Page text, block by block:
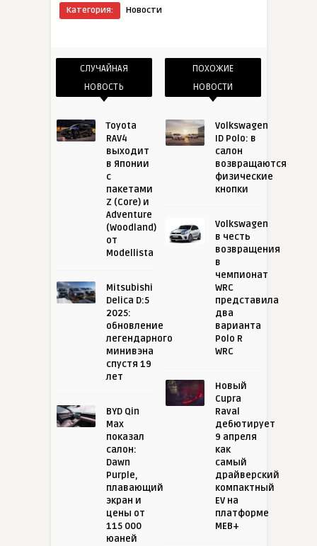
Категория: Новости
СЛУЧАЙНАЯ
НОВОСТЬ
Toyota
RAV4
выходит
в Японии
с
пакетами
Z (Core) и
Adventure
(Woodland)
от
Modellista
Mitsubishi
Delica D:5
2025:
обновление
легендарного
минивэна
спустя 19
лет
BYD Qin
Max
показал
салон:
Dawn
Purple,
плавающий
экран и
цены от
115 000
юаней
ПОХОЖИЕ
НОВОСТИ
Volkswagen
ID Polo: в
салон
возвращаются
физические
кнопки
Volkswagen
в честь
возвращения
в
чемпионат
WRC
представила
два
варианта
Polo R
WRC
Новый
Cupra
Raval
дебютирует
9 апреля
как
самый
драйверский
компактный
EV на
платформе
MEB+